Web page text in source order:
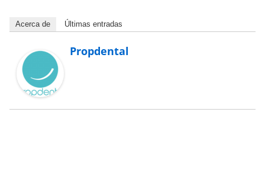
Acerca de Últimas entradas
Propdental